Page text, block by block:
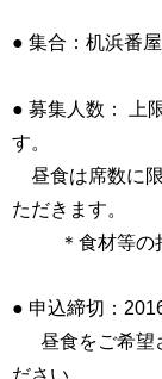
● 集合：机浜番
● 募集人数： 上
す。
昼食は席数に
ただきます。
＊食材等の持
● 申込締切：
昼食をご希望
ださい。